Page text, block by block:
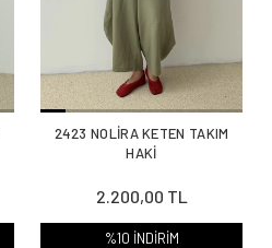
2423 NOLİRA KETEN TAKIM
HAKİ
2.200,00 TL
%10 İNDİRİM